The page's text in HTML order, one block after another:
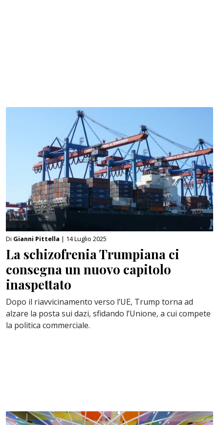
Di Gianni Pittella | 14 Luglio 2025
La schizofrenia Trumpiana ci
consegna un nuovo capitolo
inaspettato
Dopo il riavvicinamento verso l’UE, Trump torna ad
alzare la posta sui dazi, sfidando l’Unione, a cui compete
la politica commerciale.